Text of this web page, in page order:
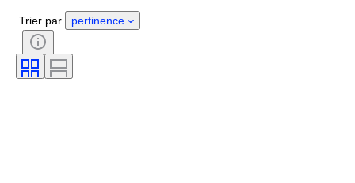
Genre
État
Certificat
Signature
Mouvement de montre
Trier par pertinence